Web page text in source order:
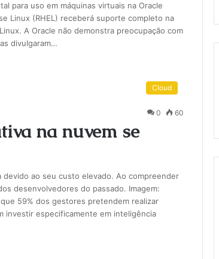
para uso em máquinas virtuais na Oracle
Linux (RHEL) receberá suporte completo na
A Oracle não demonstra preocupação com
divulgaram…
Cloud
0 60
na nuvem se
ao seu custo elevado. Ao compreender
desenvolvedores do passado. Imagem:
59% dos gestores pretendem realizar
investir especificamente em inteligência